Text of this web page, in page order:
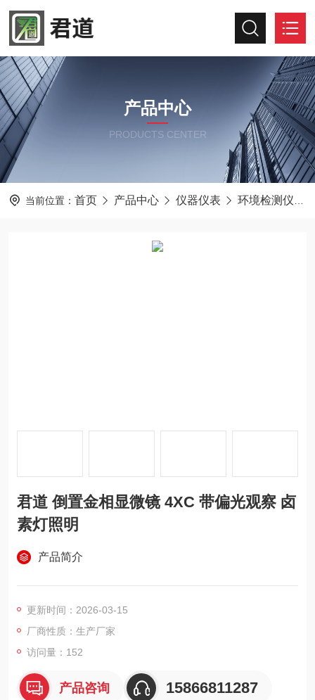
产品中心
PRODUCTS CENTER
当前位置： 首页 产品中心 仪器仪表 环境检测仪器
君道 倒置金相显微镜 4XC 带偏光观察 卤
素灯照明
产品简介
更新时间：2026-03-15
厂商性质：生产厂家
访问量：152
产品咨询 15866811287